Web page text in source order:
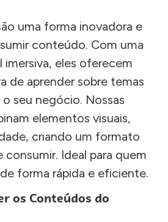
uma forma inovadora e
conteúdo. Com uma
imersiva, eles oferecem
de aprender sobre temas
seu negócio. Nossas
elementos visuais,
criando um formato
Ideal para quem
forma rápida e eficiente.
os Conteúdos do